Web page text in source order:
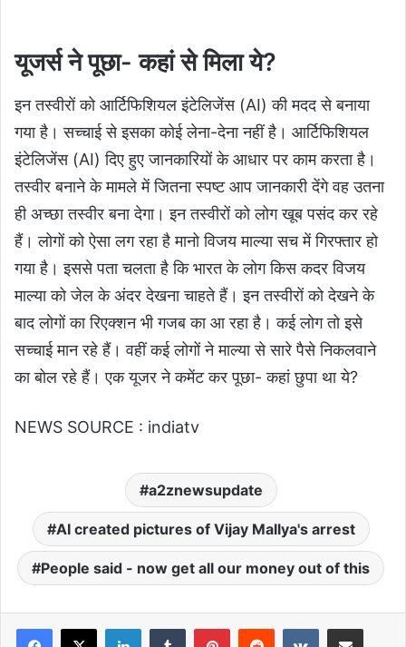
यूजर्स ने पूछा- कहां से मिला ये?
इन तस्वीरों को आर्टिफिशियल इंटेलिजेंस (AI) की मदद से बनाया
गया है। सच्चाई से इसका कोई लेना-देना नहीं है। आर्टिफिशियल
इंटेलिजेंस (AI) दिए हुए जानकारियों के आधार पर काम करता है।
तस्वीर बनाने के मामले में जितना स्पष्ट आप जानकारी देंगे वह उतना
ही अच्छा तस्वीर बना देगा। इन तस्वीरों को लोग खूब पसंद कर रहे
हैं। लोगों को ऐसा लग रहा है मानो विजय माल्या सच में गिरफ्तार हो
गया है। इससे पता चलता है कि भारत के लोग किस कदर विजय
माल्या को जेल के अंदर देखना चाहते हैं। इन तस्वीरों को देखने के
बाद लोगों का रिएक्शन भी गजब का आ रहा है। कई लोग तो इसे
सच्चाई मान रहे हैं। वहीं कई लोगों ने माल्या से सारे पैसे निकलवाने
का बोल रहे हैं। एक यूजर ने कमेंट कर पूछा- कहां छुपा था ये?
NEWS SOURCE : indiatv
a2znewsupdate
AI created pictures of Vijay Mallya's arrest
People said - now get all our money out of this